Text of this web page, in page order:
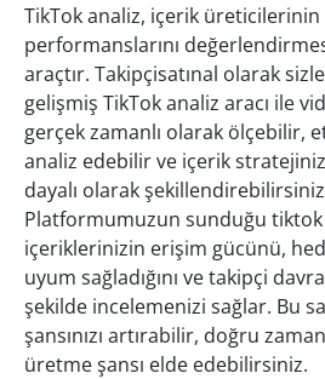
TikTok analiz, içerik üreticilerinin
performanslarını
araçtır. Takipçisatınal olarak
gelişmiş TikTok analiz aracı ile
gerçek zamanlı olarak ölçebilir,
analiz edebilir ve içerik
dayalı olarak
Platformumuzun sunduğu tiktok
içeriklerinizin erişim gücünü,
uyum sağladığını ve takipçi
şekilde incelemenizi sağlar. Bu
şansınızı artırabilir, doğru
üretme şansı elde edebilirsiniz.